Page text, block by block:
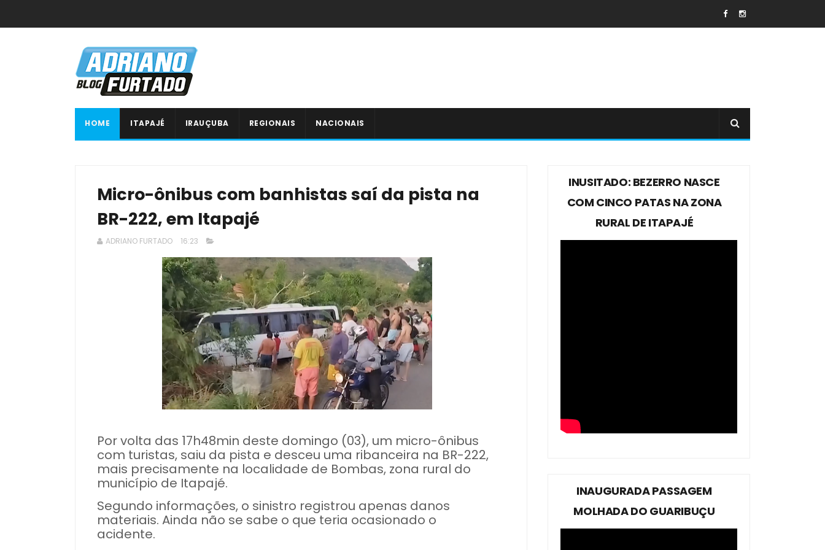
HOME ITAPAJÉ IRAUÇUBA REGIONAIS NACIONAIS
Micro-ônibus com banhistas saí da pista na
BR-222, em Itapajé
ADRIANO FURTADO 16:23
Por volta das 17h48min deste domingo (03), um micro-ônibus
com turistas, saiu da pista e desceu uma ribanceira na BR-222,
mais precisamente na localidade de Bombas, zona rural do
município de Itapajé.
Segundo informações, o sinistro registrou apenas danos
materiais. Ainda não se sabe o que teria ocasionado o
acidente.
INUSITADO: BEZERRO NASCE
COM CINCO PATAS NA ZONA
RURAL DE ITAPAJÉ
INAUGURADA PASSAGEM
MOLHADA DO GUARIBUÇU